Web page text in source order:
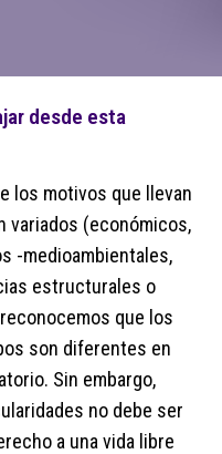
desde esta
los motivos que llevan
variados (económicos,
-medioambientales,
estructurales o
que los
son diferentes en
Sin embargo,
no debe ser
a una vida libre